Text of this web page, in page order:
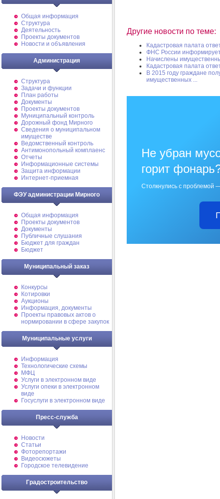
Общая информация
Структура
Деятельность
Проекты документов
Новости и объявления
Администрация
Структура
Задачи и функции
План работы
Документы
Проекты документов
Муниципальный контроль
Дорожный фонд Мирного
Cведения о муниципальном
имуществе
Ведомственный контроль
Антимонопольный комплаенс
Отчеты
Информационные системы
Защита информации
Интернет-приемная
ФЭУ администрации Мирного
Общая информация
Проекты документов
Документы
Публичные слушания
Бюджет для граждан
Бюджет
Муниципальный заказ
Конкурсы
Котировки
Аукционы
Информация, документы
Проекты правовых актов о
нормировании в сфере закупок
Муниципальные услуги
Информация
Технологические схемы
МФЦ
Услуги в электронном виде
Услуги опеки в электронном
виде
Госуслуги в электронном виде
Пресс-служба
Новости
Статьи
Фоторепортажи
Видеосюжеты
Городское телевидение
Градостроительство
Другие новости по теме:
Кадастровая палата
ФНС России
Начислены
Кадастровая палата
В 2015 году граждане
имущественных ...
Не убран
горит
Столкнулись с проблемой